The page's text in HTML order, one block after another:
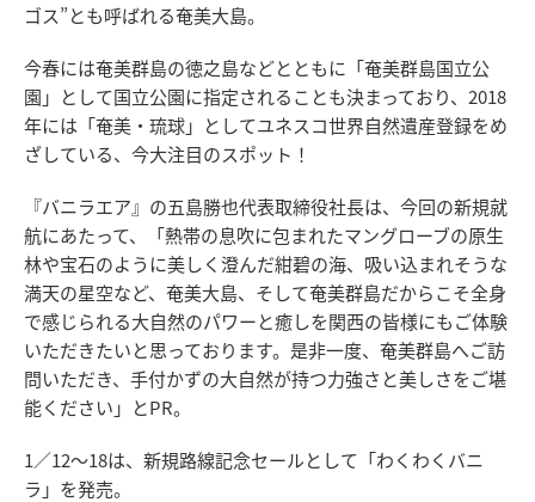
ゴス”とも呼ばれる奄美大島。
今春には奄美群島の徳之島などとともに「奄美群島国立公
園」として国立公園に指定されることも決まっており、2018
年には「奄美・琉球」としてユネスコ世界自然遺産登録をめ
ざしている、今大注目のスポット！
『バニラエア』の五島勝也代表取締役社長は、今回の新規就
航にあたって、「熱帯の息吹に包まれたマングローブの原生
林や宝石のように美しく澄んだ紺碧の海、吸い込まれそうな
満天の星空など、奄美大島、そして奄美群島だからこそ全身
で感じられる大自然のパワーと癒しを関西の皆様にもご体験
いただきたいと思っております。是非一度、奄美群島へご訪
問いただき、手付かずの大自然が持つ力強さと美しさをご堪
能ください」とPR。
1／12～18は、新規路線記念セールとして「わくわくバニ
ラ」を発売。